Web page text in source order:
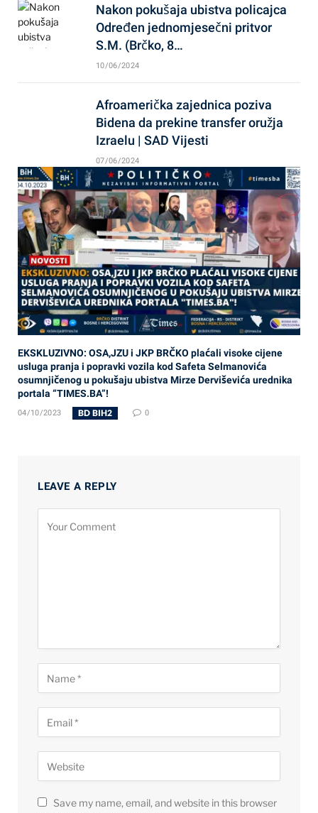
Nakon pokušaja ubistva policajca
Određen jednomjesečni pritvor
S.M. (Brčko, 8…
10/06/2024
Afroamerička zajednica poziva
Bidena da prekine transfer oružja
Izraelu | SAD Vijesti
07/06/2024
EKSKLUZIVNO: OSA,JZU i JKP BRČKO plaćali visoke cijene
usluga pranja i popravki vozila kod Safeta Selmanovića
osumnjičenog u pokušaju ubistva Mirze Derviševića urednika
portala “TIMES.BA”!
04/10/2023 BD BIH2 0
LEAVE A REPLY
Save my name, email, and website in this browser